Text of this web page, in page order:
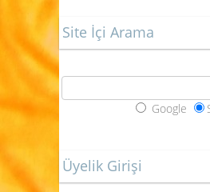
Site İçi Arama
Google
Üyelik Girişi